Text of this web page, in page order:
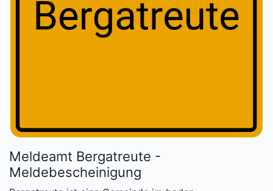
Meldeamt Bergatreute -
Meldebescheinigung